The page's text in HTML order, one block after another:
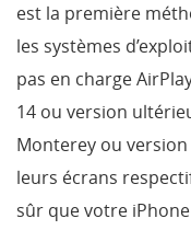
est la première
les systèmes
pas en charge
14 ou version
Monterey ou
leurs écrans
sûr que votre